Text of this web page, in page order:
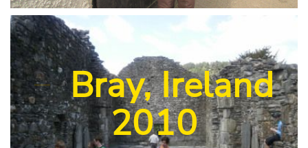
Bray, Ireland
2010